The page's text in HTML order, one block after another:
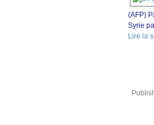
(AFP)
Syrie
Lire la